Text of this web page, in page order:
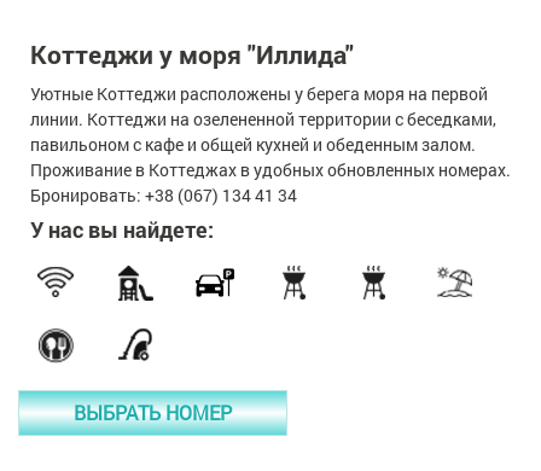
Коттеджи у моря "Иллида"
Уютные Коттеджи расположены у берега моря на первой
линии. Коттеджи на озелененной территории с беседками,
павильоном с кафе и общей кухней и обеденным залом.
Проживание в Коттеджах в удобных обновленных номерах.
Бронировать: +38 (067) 134 41 34
У нас вы найдете:
ВЫБРАТЬ НОМЕР